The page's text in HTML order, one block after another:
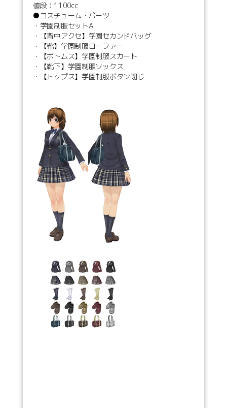
値段：1100cc
●コスチューム・パーツ
・学園制服セットA
・【背中アクセ】学園セカンドバッグ
・【靴】学園制服ローファー
・【ボトムス】学園制服スカート
・【靴下】学園制服ソックス
・【トップス】学園制服ボタン閉じ